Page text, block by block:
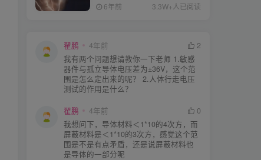
6年前 3.3W+人已阅读
翟鹏 4年前
2
我有两个问题想请教你一下老师 1.敏感
器件与孤立导体电压差为±36V，这个范
围是怎么定出来的呢？ 2.人体行走电压
测试的作用是什么？
翟鹏 4年前
0
我想问下，导体材料＜1*10的4次方，而
屏蔽材料是＜1*10的3次方，感觉这个范
围是不是有点矛盾，还是说屏蔽材料也
是导体的一部分呢